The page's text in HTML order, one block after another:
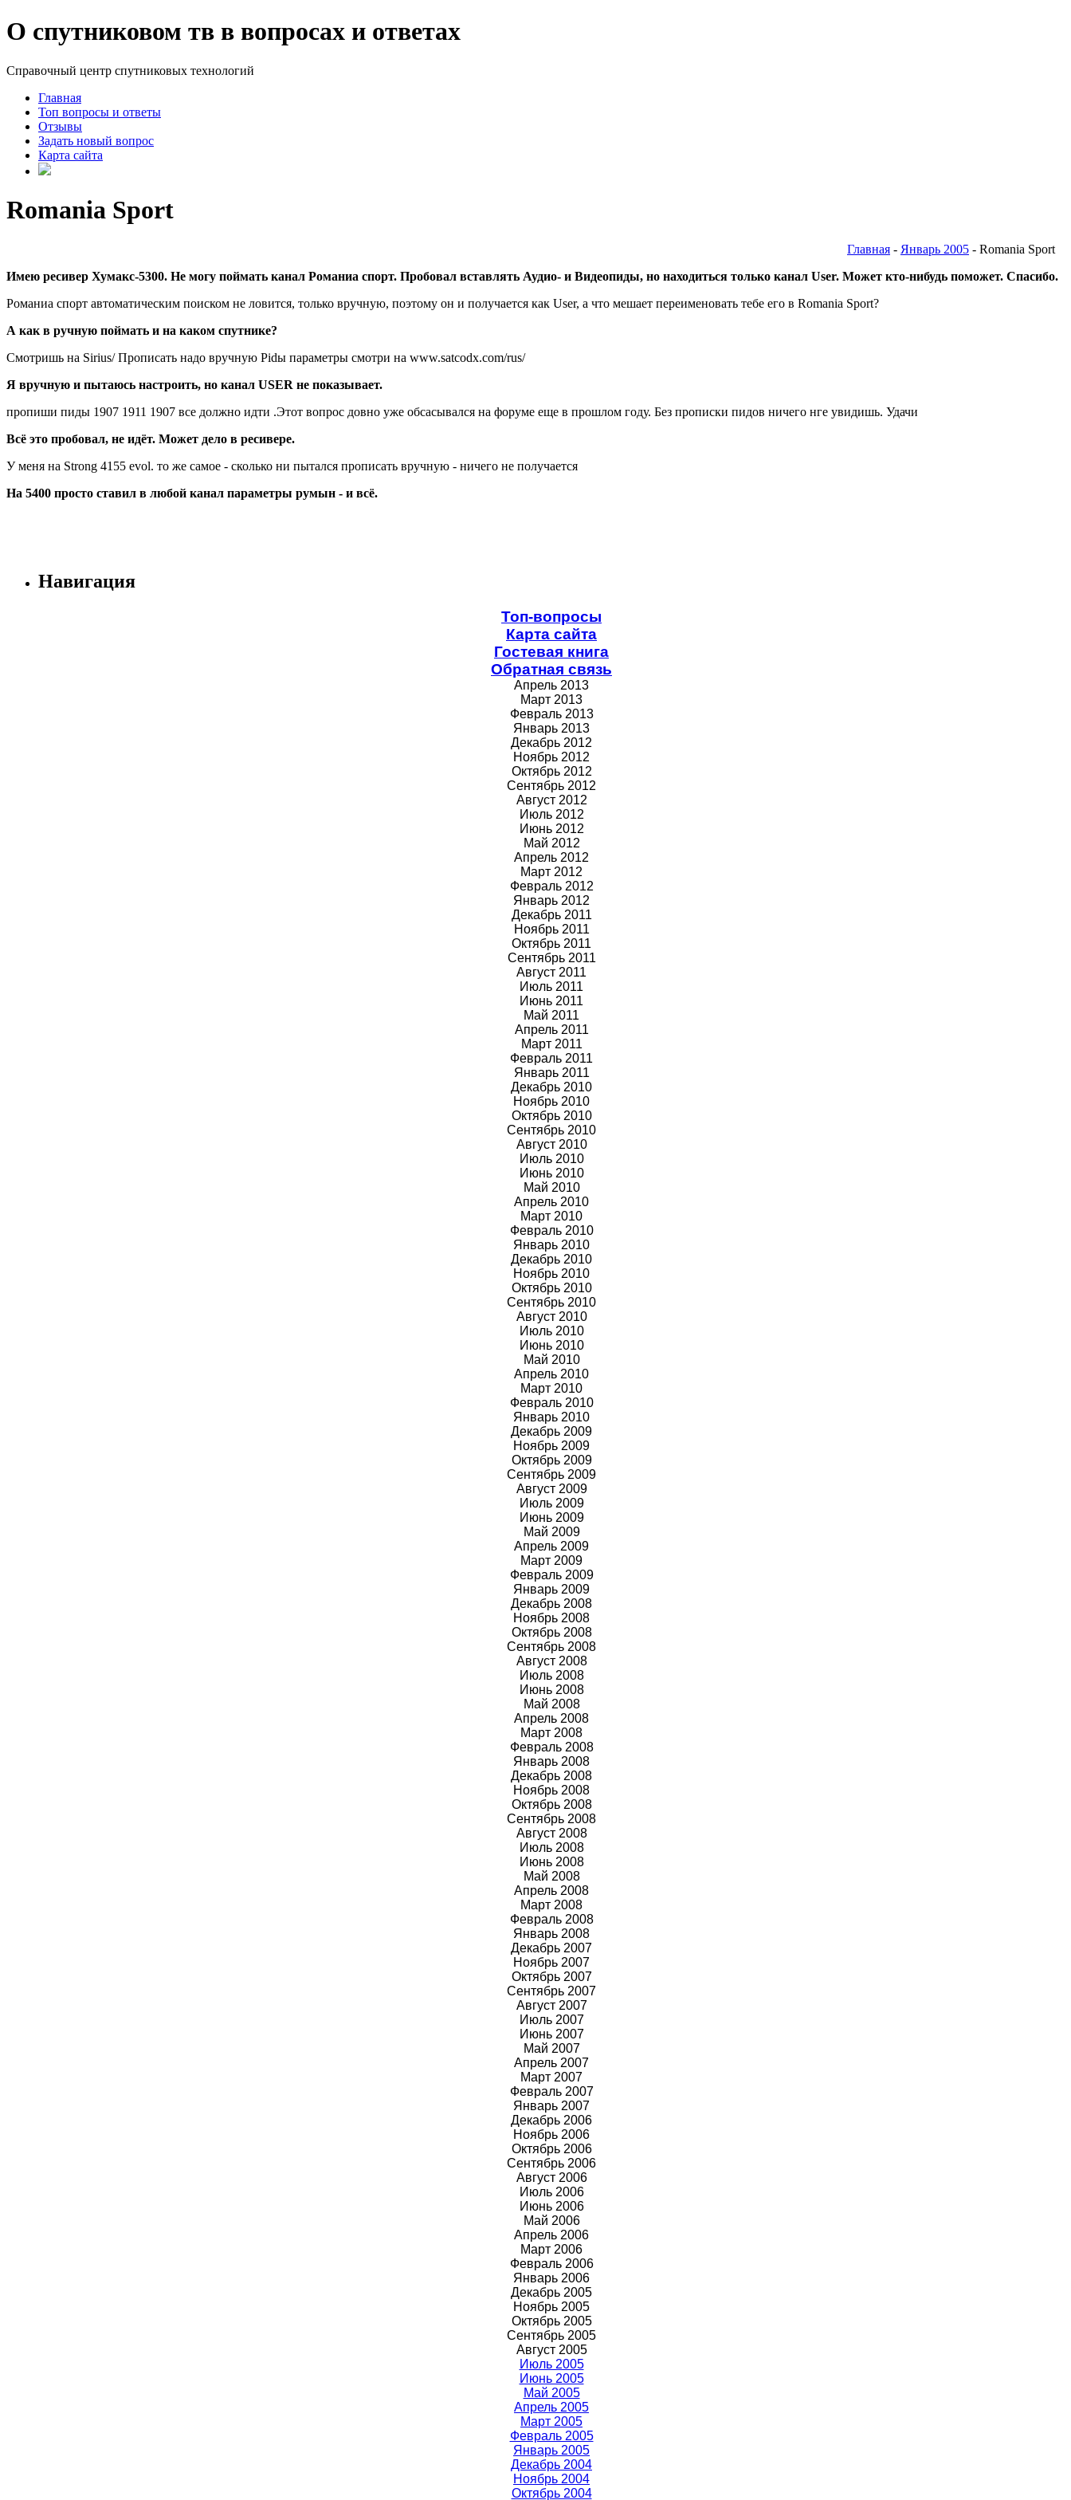
О спутниковом тв в вопросах и ответах
Справочный центр спутниковых технологий
Главная
Топ вопросы и ответы
Отзывы
Задать новый вопрос
Карта сайта
Romania Sport
Главная - Январь 2005 - Romania Sport
Имею ресивер Хумакс-5300. Не могу поймать канал Романиа спорт. Пробовал вставлять Аудио- и Видеопиды, но находиться только канал User. Может кто-нибудь поможет. Спасибо.
Романиа спорт автоматическим поиском не ловится, только вручную, поэтому он и получается как User, а что мешает переименовать тебе его в Romania Sport?
А как в ручную поймать и на каком спутнике?
Смотришь на Sirius/ Прописать надо вручную Pidы параметры смотри на www.satcodx.com/rus/
Я вручную и пытаюсь настроить, но канал USER не показывает.
пропиши пиды 1907 1911 1907 все должно идти .Этот вопрос довно уже обсасывался на форуме еще в прошлом году. Без прописки пидов ничего нге увидишь. Удачи
Всё это пробовал, не идёт. Может дело в ресивере.
У меня на Strong 4155 evol. то же самое - сколько ни пытался прописать вручную - ничего не получается
На 5400 просто ставил в любой канал параметры румын - и всё.
Навигация
Топ-вопросы
Карта сайта
Гостевая книга
Обратная связь
Апрель 2013
Март 2013
Февраль 2013
Январь 2013
Декабрь 2012
Ноябрь 2012
Октябрь 2012
Сентябрь 2012
Август 2012
Июль 2012
Июнь 2012
Май 2012
Апрель 2012
Март 2012
Февраль 2012
Январь 2012
Декабрь 2011
Ноябрь 2011
Октябрь 2011
Сентябрь 2011
Август 2011
Июль 2011
Июнь 2011
Май 2011
Апрель 2011
Март 2011
Февраль 2011
Январь 2011
Декабрь 2010
Ноябрь 2010
Октябрь 2010
Сентябрь 2010
Август 2010
Июль 2010
Июнь 2010
Май 2010
Апрель 2010
Март 2010
Февраль 2010
Январь 2010
Декабрь 2010
Ноябрь 2010
Октябрь 2010
Сентябрь 2010
Август 2010
Июль 2010
Июнь 2010
Май 2010
Апрель 2010
Март 2010
Февраль 2010
Январь 2010
Декабрь 2009
Ноябрь 2009
Октябрь 2009
Сентябрь 2009
Август 2009
Июль 2009
Июнь 2009
Май 2009
Апрель 2009
Март 2009
Февраль 2009
Январь 2009
Декабрь 2008
Ноябрь 2008
Октябрь 2008
Сентябрь 2008
Август 2008
Июль 2008
Июнь 2008
Май 2008
Апрель 2008
Март 2008
Февраль 2008
Январь 2008
Декабрь 2008
Ноябрь 2008
Октябрь 2008
Сентябрь 2008
Август 2008
Июль 2008
Июнь 2008
Май 2008
Апрель 2008
Март 2008
Февраль 2008
Январь 2008
Декабрь 2007
Ноябрь 2007
Октябрь 2007
Сентябрь 2007
Август 2007
Июль 2007
Июнь 2007
Май 2007
Апрель 2007
Март 2007
Февраль 2007
Январь 2007
Декабрь 2006
Ноябрь 2006
Октябрь 2006
Сентябрь 2006
Август 2006
Июль 2006
Июнь 2006
Май 2006
Апрель 2006
Март 2006
Февраль 2006
Январь 2006
Декабрь 2005
Ноябрь 2005
Октябрь 2005
Сентябрь 2005
Август 2005
Июль 2005
Июнь 2005
Май 2005
Апрель 2005
Март 2005
Февраль 2005
Январь 2005
Декабрь 2004
Ноябрь 2004
Октябрь 2004